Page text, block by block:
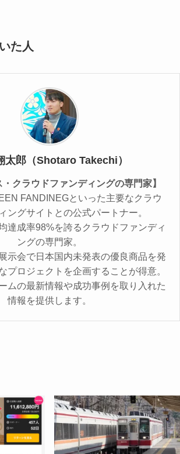
た人
太郎（Shotaro Takechi）
・クラウドファンディングの専門家】
FANDINEGといった主要なクラウ
ングサイトとの公式パートナー。
達成率98%を誇るクラウドファンディ
ングの専門家。
示会で日本国内未発表の優良商品を発
プロジェクトを企画することが得意。
ムの最新情報や成功事例を取り入れた
情報を提供します。